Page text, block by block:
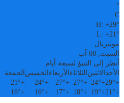
°
C
H:+29°
L:+21°
مونتريال
السبت, 08 آب
أنظر إلى التنبؤ لسبعة أيام
الأحدالاثنين الثلاثاء الأربعاء الخميس الجمعة
+
29°
+
24°
+
27°
+
27°
+
24°
+
21°
+
21°
+
19°
+
18°
+
17°
+
16°
+
16°